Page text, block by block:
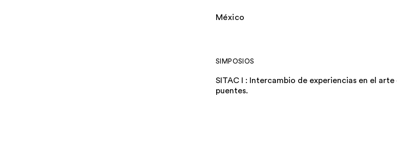
México
SIMPOSIOS
SITAC I : Intercambio de experiencias en el
puentes.